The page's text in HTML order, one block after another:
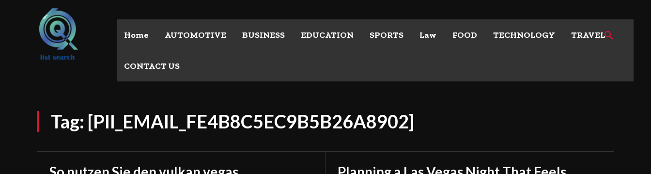
Home AUTOMOTIVE BUSINESS EDUCATION SPORTS Law FOOD TECHNOLOGY TRAVEL
CONTACT US
Tag: [PII_EMAIL_FE4B8C5EC9B5B26A8902]